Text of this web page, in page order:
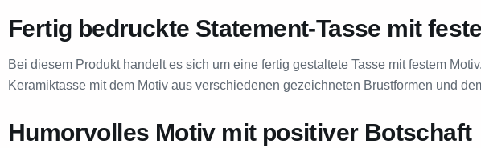
Fertig bedruckte Statement-Tasse mit
Bei diesem Produkt handelt es sich um eine fertig gestaltete Tasse mit festem
Keramiktasse mit dem Motiv aus verschiedenen gezeichneten Brustformen und
Humorvolles Motiv mit positiver Botschaft